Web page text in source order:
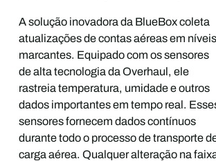
A solução inovadora da BlueBox coleta
atualizações de contas aéreas em níveis
marcantes. Equipado com os sensores
de alta tecnologia da Overhaul, ele
rastreia temperatura, umidade e outros
dados importantes em tempo real.
sensores fornecem dados contínuos
durante todo o processo de transporte
carga aérea. Qualquer alteração na